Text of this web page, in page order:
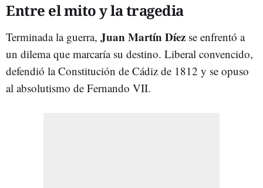
Entre el mito y la tragedia
Terminada la guerra, Juan Martín Díez se enfrentó a
un dilema que marcaría su destino. Liberal convencido,
defendió la Constitución de Cádiz de 1812 y se opuso
al absolutismo de Fernando VII.